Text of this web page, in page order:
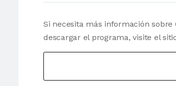
Si necesita más información
descargar el programa, visite el